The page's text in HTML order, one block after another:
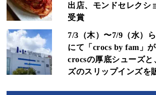
出店、モンドセレクシ
受賞
7/3（木）〜7/9（水）
にて「crocs by fam」
crocsの厚底シューズ
ズのスリップインズを